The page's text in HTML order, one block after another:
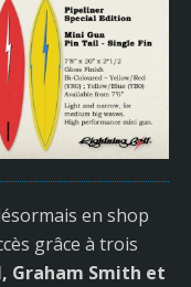
en shop
grâce à trois
Graham Smith et